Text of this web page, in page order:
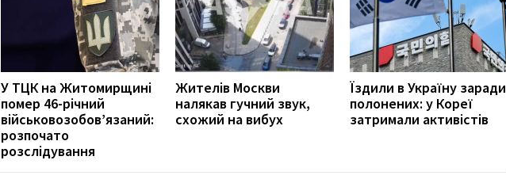
У ТЦК на Житомирщині
помер 46-річний
військовозобов’язаний:
розпочато
розслідування
Жителів Москви
налякав гучний звук,
схожий на вибух
Їздили в Україну заради
полонених: у Кореї
затримали активістів